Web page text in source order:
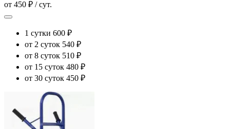
от 450 ₽ / сут.
1 сутки 600 ₽
от 2 суток 540 ₽
от 8 суток 510 ₽
от 15 суток 480 ₽
от 30 суток 450 ₽